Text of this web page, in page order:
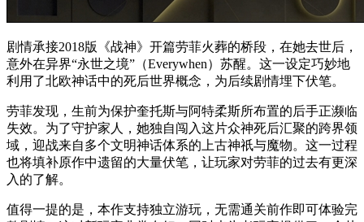
剧情承接2018版《战神》开篇劳菲火葬的桥段，在她去世后，
意外在异界“永世之境”（Everywhen）苏醒。这一设定巧妙地
利用了北欧神话中的死后世界概念，为后续剧情埋下伏笔。
劳菲发现，生前为保护奎托斯与阿特柔斯所布置的后手正濒临
失效。为了守护家人，她独自闯入这片众神死后汇聚的跨界领
域，迎战来自多个文明神话体系的上古神祇与魔物。这一过程
也将填补原作中遗留的大量伏笔，让玩家对劳菲的过去有更深
入的了解。
值得一提的是，本作支持独立游玩，无需通关前作即可体验完